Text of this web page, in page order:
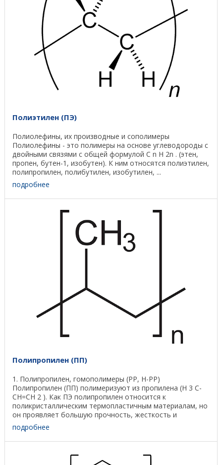
Полиэтилен (ПЭ)
Полиолефины, их производные и сополимеры
Полиолефины - это полимеры на основе углеводороды с
двойными связями с общей формулой C n H 2n . (этен,
пропен, бутен-1, изобутен). К ним относятся полиэтилен,
полипропилен, полибутилен, изобутилен, ...
подробнее
Полипропилен (ПП)
1. Полипропилен, гомополимеры (PP, H-PP)
Полипропилен (ПП) полимеризуют из пропилена (Н 3 С-
СН=СН 2 ). Как ПЭ полипропилен относится к
поликристаллическим термопластичным материалам, но
он проявляет большую прочность, жесткость и
температуру ...
подробнее